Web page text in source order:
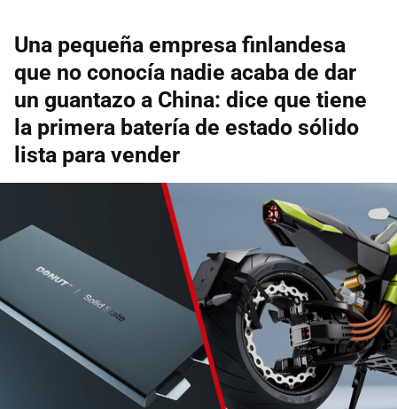
Una pequeña empresa finlandesa
que no conocía nadie acaba de dar
un guantazo a China: dice que tiene
la primera batería de estado sólido
lista para vender